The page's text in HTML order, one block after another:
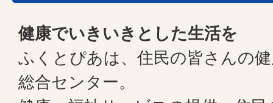
健康でいきいきとした生活を
ふくとぴあは、住民の皆さんの
総合センター。